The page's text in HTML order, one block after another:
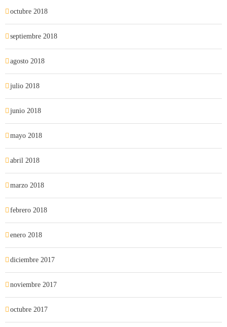
octubre 2018
septiembre 2018
agosto 2018
julio 2018
junio 2018
mayo 2018
abril 2018
marzo 2018
febrero 2018
enero 2018
diciembre 2017
noviembre 2017
octubre 2017